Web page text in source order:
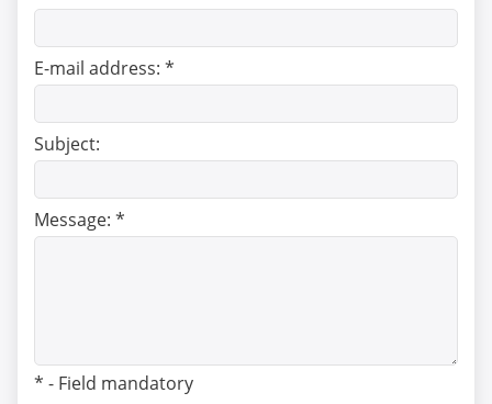
E-mail address: *
Subject:
Message: *
* - Field mandatory